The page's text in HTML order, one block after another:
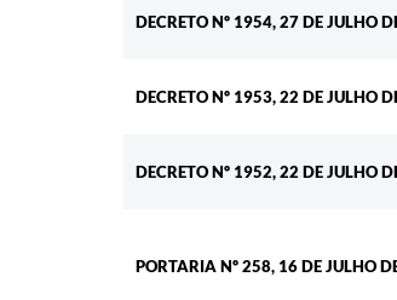
DECRETO Nº 1954, 27 DE JULHO
DECRETO Nº 1953, 22 DE JULHO
DECRETO Nº 1952, 22 DE JULHO
PORTARIA Nº 258, 16 DE JULHO